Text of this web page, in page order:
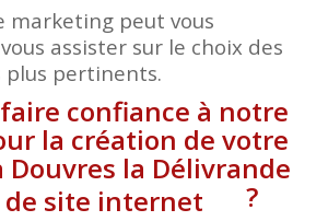
marketing peut vous
assister sur le choix des
plus pertinents.
confiance à notre
la création de votre
Douvres la Délivrande
?